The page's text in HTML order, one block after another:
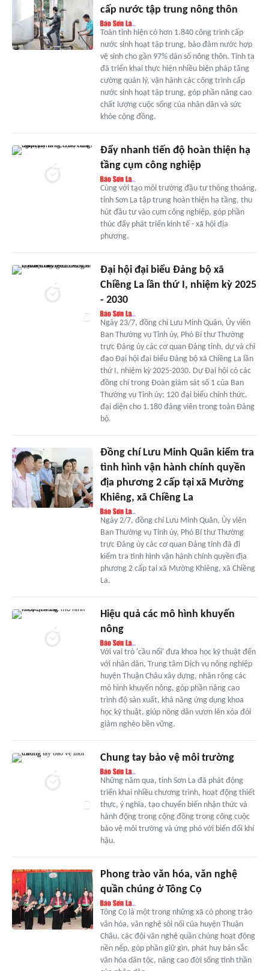
cấp nước tập trung nông thôn
Toàn tỉnh hiện có hơn 1.840 công trình cấp
nước sinh hoạt tập trung, bảo đảm nước hợp
vệ sinh cho gần 97% dân số nông thôn. Tỉnh ta
đã triển khai thực hiện nhiều biện pháp tăng
cường quản lý, vận hành các công trình cấp
nước sinh hoạt tập trung, góp phần nâng cao
chất lượng cuộc sống của nhân dân và sức
khỏe cộng đồng.
Đẩy nhanh tiến độ hoàn thiện hạ
tầng cụm công nghiệp
Cùng với tạo môi trường đầu tư thông thoáng,
tỉnh Sơn La tập trung hoàn thiện hạ tầng, thu
hút đầu tư vào cụm công nghiệp, góp phần
thúc đẩy phát triển kinh tế - xã hội địa
phương.
Đại hội đại biểu Đảng bộ xã
Chiềng La lần thứ I, nhiệm kỳ 2025
- 2030
Ngày 23/7, đồng chí Lưu Minh Quân, Ủy viên
Ban Thường vụ Tỉnh ủy, Phó Bí thư Thường
trực Đảng ủy các cơ quan Đảng tỉnh, dự và chỉ
đạo Đại hội đại biểu Đảng bộ xã Chiềng La lần
thứ I, nhiệm kỳ 2025-2030. Dự Đại hội có các
đồng chí trong Đoàn giám sát số 1 của Ban
Thường vụ Tỉnh ủy; 120 đại biểu chính thức,
đại diện cho 1.180 đảng viên trong toàn Đảng
bộ.
Đồng chí Lưu Minh Quân kiểm tra
tình hình vận hành chính quyền
địa phương 2 cấp tại xã Mường
Khiêng, xã Chiềng La
Ngày 2/7, đồng chí Lưu Minh Quân, Ủy viên
Ban Thường vụ Tỉnh ủy, Phó Bí thư Thường
trực Đảng ủy các cơ quan Đảng tỉnh đã đi
kiểm tra tình hình vận hành chính quyền địa
phương 2 cấp tại xã Mường Khiêng, xã Chiềng
La.
Hiệu quả các mô hình khuyến
nông
Với vai trò 'cầu nối' đưa khoa học kỹ thuật đến
với nhân dân, Trung tâm Dịch vụ nông nghiệp
huyện Thuận Châu xây dựng, nhân rộng các
mô hình khuyến nông, góp phần nâng cao
trình độ sản xuất, khả năng ứng dụng khoa
học kỹ thuật, giúp nông dân vươn lên xóa đói
giảm nghèo bền vững.
Chung tay bảo vệ môi trường
Những năm qua, tỉnh Sơn La đã phát động
triển khai nhiều chương trình, hoạt động thiết
thực, ý nghĩa, tạo chuyển biến nhận thức và
hành động trong cộng đồng trong công cuộc
bảo vệ môi trường và ứng phó với biến đổi khí
hậu.
Phong trào văn hóa, văn nghệ
quần chúng ở Tông Cọ
Tông Cọ là một trong những xã có phong trào
văn hóa, văn nghệ sôi nổi của huyện Thuận
Châu, các đội văn nghệ quần chúng hoạt động
nền nếp, góp phần giữ gìn, phát huy bản sắc
văn hóa dân tộc, nâng cao đời sống tinh thần